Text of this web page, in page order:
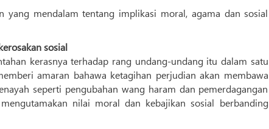
yang mendalam tentang implikasi moral, agama dan sosial
sosial
kerasnya terhadap rang undang-undang itu dalam satu
amaran bahawa ketagihan perjudian akan membawa
seperti pengubahan wang haram dan pemerdagangan
nilai moral dan kebajikan sosial berbanding